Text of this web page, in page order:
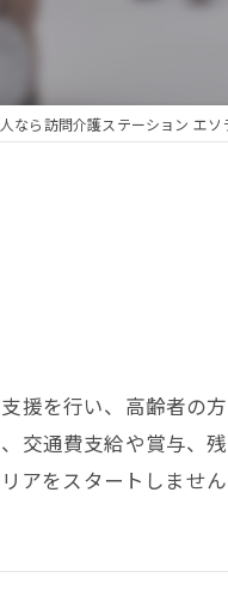
者
なら訪問介護ステーション エソ
援を行い、高齢者の
交通費支給や賞与、
アをスタートしません